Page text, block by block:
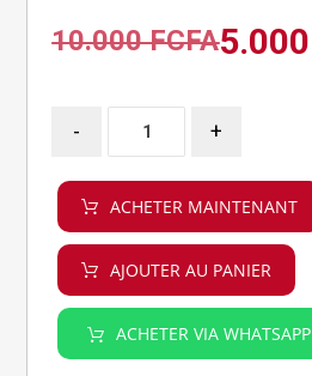
10.000FCFA5.000
- +
ACHETER MAINTENANT
AJOUTER AU PANIER
ACHETER VIA WHATSAPP